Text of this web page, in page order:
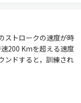
ストロークの速度が時
200 Kmを超える速度
ンドすると，訓練され